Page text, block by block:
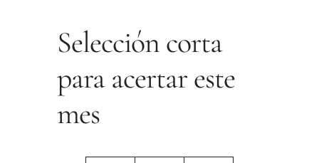
Selección corta
para acertar este
mes